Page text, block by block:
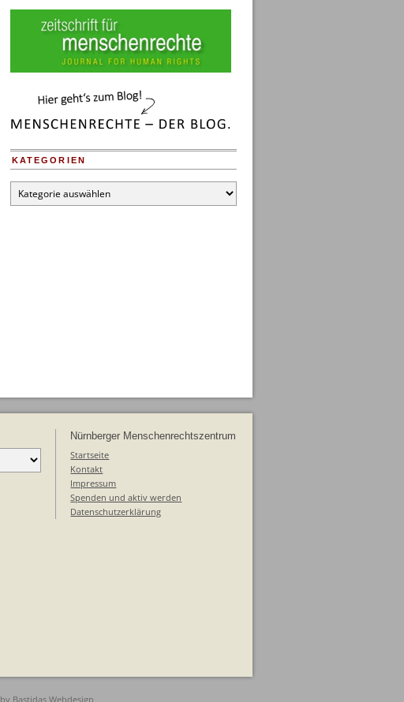
KATEGORIEN
Kategorien
Nürnberger Menschenrechtszentrum
Startseite
Kontakt
Impressum
Spenden und aktiv werden
Datenschutzerklärung
Bastidas Webdesign